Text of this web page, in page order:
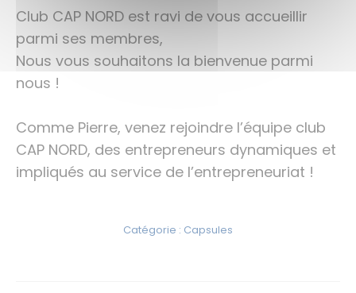
Club CAP NORD est ravi de vous accueillir
parmi ses membres,
Nous vous souhaitons la bienvenue parmi
nous !
Comme Pierre, venez rejoindre l’équipe club
CAP NORD, des entrepreneurs dynamiques et
impliqués au service de l’entrepreneuriat !
Catégorie : Capsules